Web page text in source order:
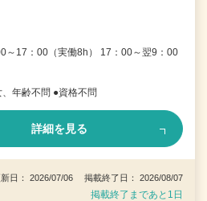
～17：00（実働8h） 17：00～翌9：00
年齢不問 ●資格不問
詳細を見る
日： 2026/07/06 掲載終了日： 2026/08/07
掲載終了まであと1日